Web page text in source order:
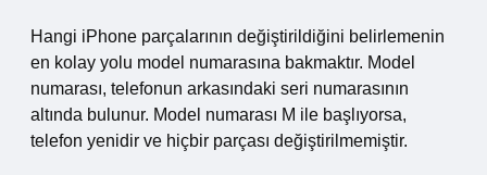
Hangi iPhone parçalarının değiştirildiğini belirlemenin
en kolay yolu model numarasına bakmaktır. Model
numarası, telefonun arkasındaki seri numarasının
altında bulunur. Model numarası M ile başlıyorsa,
telefon yenidir ve hiçbir parçası değiştirilmemiştir.